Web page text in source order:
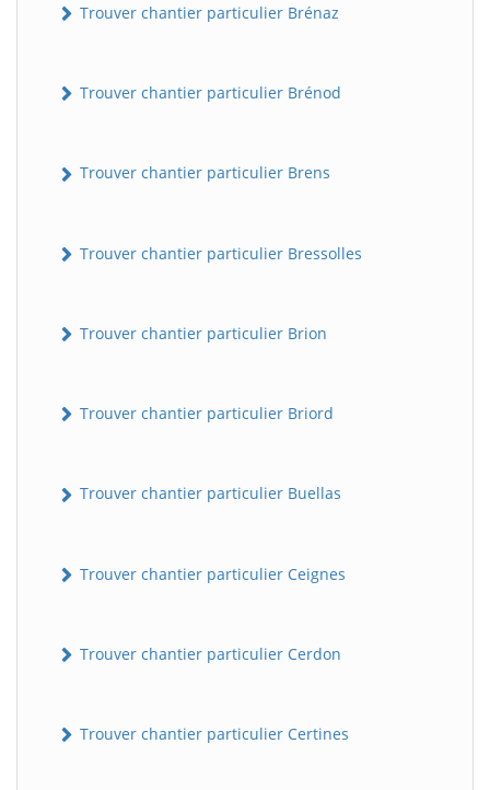
Trouver chantier particulier Brénaz
Trouver chantier particulier Brénod
Trouver chantier particulier Brens
Trouver chantier particulier Bressolles
Trouver chantier particulier Brion
Trouver chantier particulier Briord
Trouver chantier particulier Buellas
Trouver chantier particulier Ceignes
Trouver chantier particulier Cerdon
Trouver chantier particulier Certines